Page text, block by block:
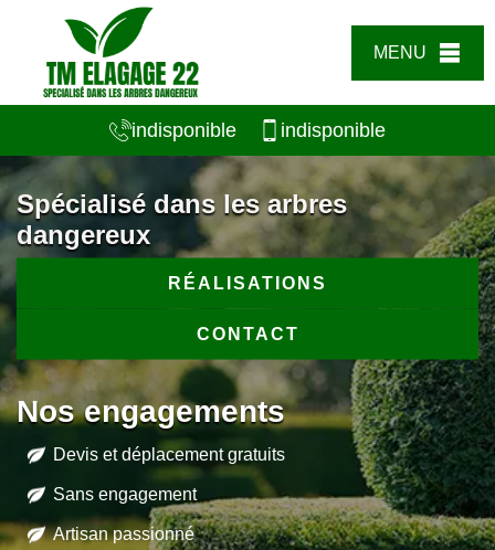
MENU
indisponible indisponible
Spécialisé dans les arbres
dangereux
RÉALISATIONS
CONTACT
Nos engagements
Devis et déplacement gratuits
Sans engagement
Artisan passionné